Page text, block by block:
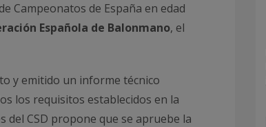
Campeonatos de España en edad
Española de Balonmano, el
y emitido un informe técnico
los requisitos establecidos en la
del CSD propone que se apruebe la